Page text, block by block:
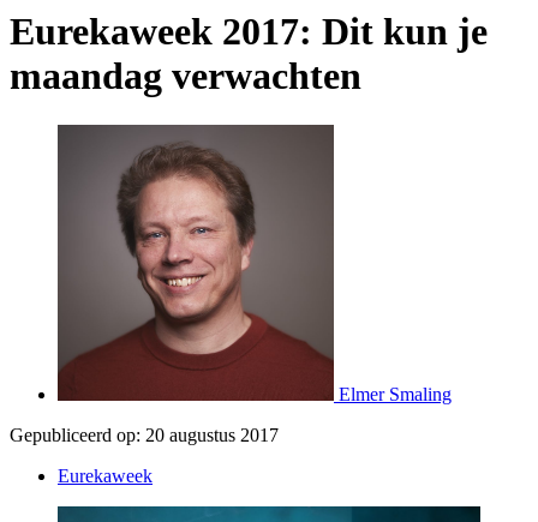
Eurekaweek 2017: Dit kun je
maandag verwachten
Elmer Smaling
Gepubliceerd op: 20 augustus 2017
Eurekaweek